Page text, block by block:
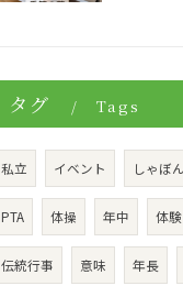
タグ Tags
私立 イベント しゃぼ
PTA 体操 年中 体験
伝統行事 意味 年長